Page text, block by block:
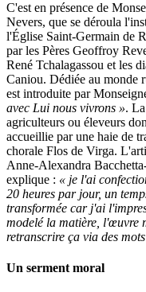
C'est en présence de
Nevers, que se déroula
l'Église Saint-Germain de
par les Pères Geoffroy
René Tchalagassou et les
Caniou. Dédiée au monde
est introduite par
avec Lui nous vivrons ».
agriculteurs ou éleveurs
accueillie par une haie de
chorale Flos de Virga.
Anne-Alexandra
explique : « je l'ai
20 heures par jour, un
transformée car j'ai
modelé la matière, l'œuvre
retranscrire ça via des
Un serment moral